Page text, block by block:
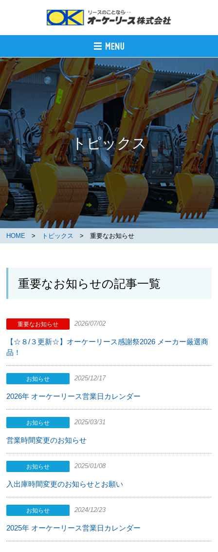
トピックス
HOME > トピックス > 重要なお知らせ
重要なお知らせの記事一覧
重要なお知らせ 2026/07/02
【☆８/３更新☆】オーケーリース感謝祭2026 メーカー厳選商
品！
お知らせ 2025/12/17
2026年 オーケーリース営業日カレンダー
お知らせ 2025/03/31
営業時間変更のお知らせ
お知らせ 2025/01/08
入出庫時間変更のお知らせとお願い
お知らせ 2024/12/23
2025年 オーケーリース営業日カレンダー